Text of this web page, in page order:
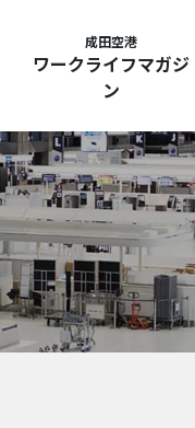
成田空港
ワークライフマガジ
ン